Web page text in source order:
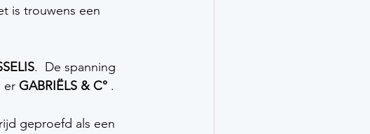
is trouwens een
.  De spanning
er GABRIËLS & C° .
geproefd als een